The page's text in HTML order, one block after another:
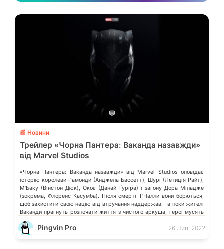
💬
📰 Новини
Трейлер «Чорна Пантера: Ваканда назавжди»
від Marvel Studios
«Чорна Пантера: Ваканда назавжди» від Marvel Studios оповідає
історію королеви Рамонди (Анджела Бассетт), Шурі (Летиція Райт),
МʼБаку (Вінстон Дюк), Окоє (Данай Ґуріра) і загону Дора Міладже
(зокрема, Флоренс Касумба). Після смерті ТʼЧалли вони борються,
щоб захистити свою націю від втручання наддержав. Та поки жителі
Ваканди прагнуть розпочати життя з чистого аркуша, герої мусять
обʼєднатися і […]
Pingvin Pro 26 Лип, 2022